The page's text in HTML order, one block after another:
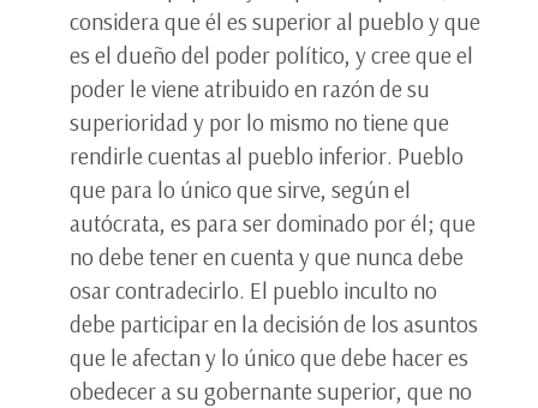
considera que él es superior al pueblo y que
es el dueño del poder político, y cree que el
poder le viene atribuido en razón de su
superioridad y por lo mismo no tiene que
rendirle cuentas al pueblo inferior. Pueblo
que para lo único que sirve, según el
autócrata, es para ser dominado por él; que
no debe tener en cuenta y que nunca debe
osar contradecirlo. El pueblo inculto no
debe participar en la decisión de los asuntos
que le afectan y lo único que debe hacer es
obedecer a su gobernante superior, que no